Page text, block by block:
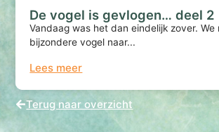
De vogel is gevlogen… deel 2
Vandaag was het dan eindelijk zover.
bijzondere vogel naar...
Lees meer
Terug naar overzicht